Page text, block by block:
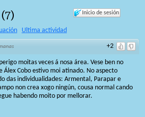
Inicio de sesión
(7)
Ultima actividad
+2
moitas veces á nosa área. Vese ben no
Cobo estivo moi atinado. No aspecto
das individualidades: Armental, Parapar e
non crea xogo ningún, cousa normal cando
habendo moito por mellorar.